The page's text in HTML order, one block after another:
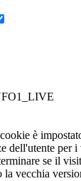
è
dell'utente per
se il
vecchia